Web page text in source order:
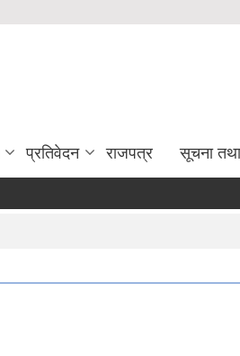
प्रतिवेदन राजपत्र सूचना